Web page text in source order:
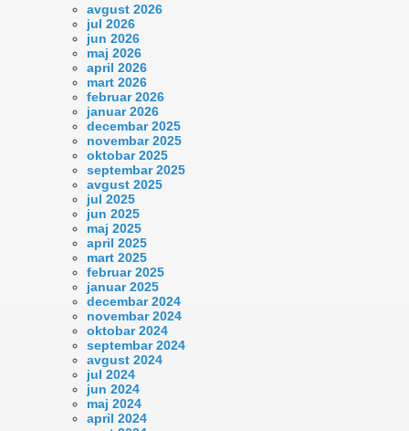
avgust 2026
jul 2026
jun 2026
maj 2026
april 2026
mart 2026
februar 2026
januar 2026
decembar 2025
novembar 2025
oktobar 2025
septembar 2025
avgust 2025
jul 2025
jun 2025
maj 2025
april 2025
mart 2025
februar 2025
januar 2025
decembar 2024
novembar 2024
oktobar 2024
septembar 2024
avgust 2024
jul 2024
jun 2024
maj 2024
april 2024